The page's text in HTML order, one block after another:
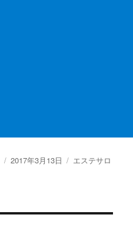
投
2017年3月13日
カ
エステサロ